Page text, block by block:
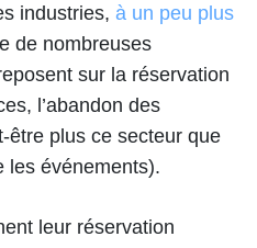
industries, à un peu plus
de nombreuses
sur la réservation
l’abandon des
être plus ce secteur que
les événements).
leur réservation